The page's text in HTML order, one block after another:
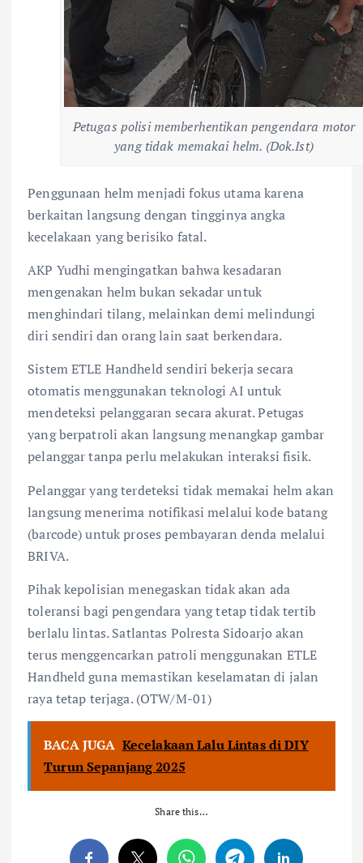
Petugas polisi memberhentikan pengendara motor
yang tidak memakai helm. (Dok.Ist)
​Penggunaan helm menjadi fokus utama karena
berkaitan langsung dengan tingginya angka
kecelakaan yang berisiko fatal.
AKP Yudhi mengingatkan bahwa kesadaran
mengenakan helm bukan sekadar untuk
menghindari tilang, melainkan demi melindungi
diri sendiri dan orang lain saat berkendara.
​Sistem ETLE Handheld sendiri bekerja secara
otomatis menggunakan teknologi AI untuk
mendeteksi pelanggaran secara akurat. Petugas
yang berpatroli akan langsung menangkap gambar
pelanggar tanpa perlu melakukan interaksi fisik.
Pelanggar yang terdeteksi tidak memakai helm akan
langsung menerima notifikasi melalui kode batang
(barcode) untuk proses pembayaran denda melalui
BRIVA.
​Pihak kepolisian menegaskan tidak akan ada
toleransi bagi pengendara yang tetap tidak tertib
berlalu lintas. Satlantas Polresta Sidoarjo akan
terus menggencarkan patroli menggunakan ETLE
Handheld guna memastikan keselamatan di jalan
raya tetap terjaga. (OTW/M-01)
BACA JUGA Kecelakaan Lalu Lintas di DIY
Turun Sepanjang 2025
Share this…